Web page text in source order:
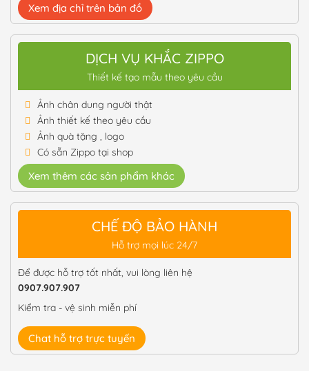
Xem địa chỉ trên bản đồ
DỊCH VỤ KHẮC ZIPPO
Thiết kế tạo mẫu theo yêu cầu
Ảnh chân dung người thật
Ảnh thiết kế theo yêu cầu
Ảnh quà tặng , logo
Có sẵn Zippo tại shop
Xem thêm các sản phẩm khác
CHẾ ĐỘ BẢO HÀNH
Hỗ trợ mọi lúc 24/7
Để được hỗ trợ tốt nhất, vui lòng liên hệ
0907.907.907
Kiểm tra - vệ sinh miễn phí
Chat hỗ trợ trực tuyến